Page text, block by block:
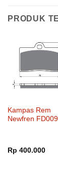
PRODUK
Kampas Rem
Newfren
Rp 400.000